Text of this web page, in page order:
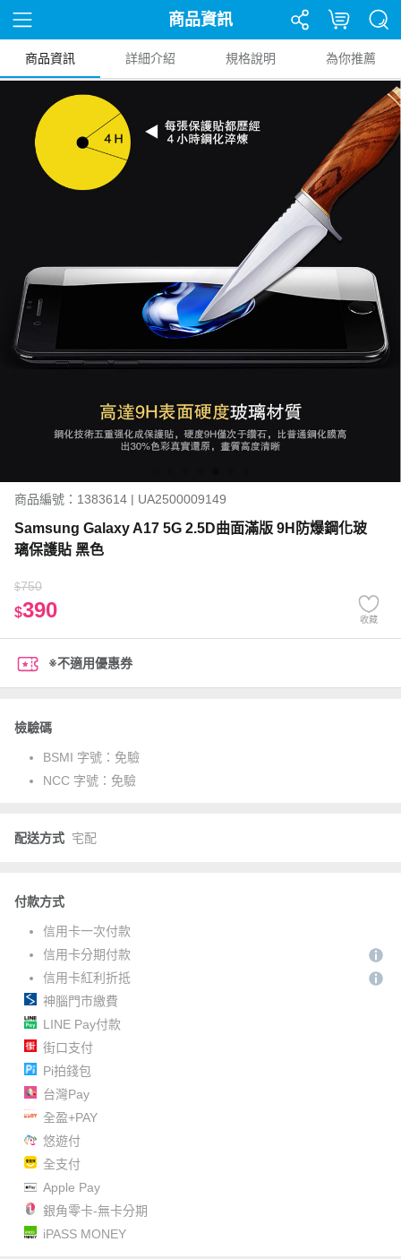
商品資訊
商品資訊 詳細介紹 規格說明 為你推薦
商品編號：1383614 | UA2500009149
Samsung Galaxy A17 5G 2.5D曲面滿版 9H防爆鋼化玻
璃保護貼 黑色
$750
$390 收藏
※不適用優惠券
檢驗碼
BSMI 字號： 免驗
NCC 字號： 免驗
配送方式 宅配
付款方式
信用卡一次付款
信用卡分期付款
信用卡紅利折抵
神腦門市繳費
LINE Pay付款
街口支付
Pi拍錢包
台灣Pay
全盈+PAY
悠遊付
全支付
Apple Pay
銀角零卡-無卡分期
iPASS MONEY